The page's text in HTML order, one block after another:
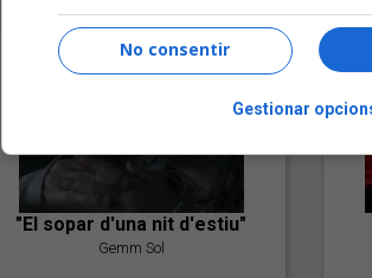
"El sopar d'una nit d'estiu"
Gemm Sol
No consentir
Gestionar